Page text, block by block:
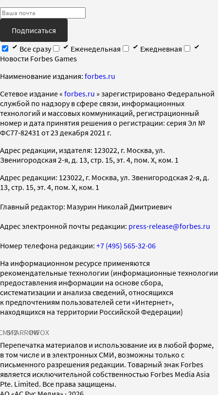
Подписаться
Все сразу
Еженедельная
Ежедневная
Новости Forbes Games
Наименование издания: forbes.ru
Cетевое издание « forbes.ru » зарегистрировано Федеральной
службой по надзору в сфере связи, информационных
технологий и массовых коммуникаций, регистрационный
номер и дата принятия решения о регистрации: серия Эл №
ФС77-82431 от 23 декабря 2021 г.
Адрес редакции, издателя: 123022, г. Москва, ул.
Звенигородская 2-я, д. 13, стр. 15, эт. 4, пом. X, ком. 1
Адрес редакции: 123022, г. Москва, ул. Звенигородская 2-я, д.
13, стр. 15, эт. 4, пом. X, ком. 1
Главный редактор: Мазурин Николай Дмитриевич
Адрес электронной почты редакции: press-release@forbes.ru
Номер телефона редакции: +7 (495) 565-32-06
На информационном ресурсе применяются
рекомендательные технологии (информационные технологии
предоставления информации на основе сбора,
систематизации и анализа сведений, относящихся
к предпочтениям пользователей сети «Интернет»,
находящихся на территории Российской Федерации)
SPARROWINFOX
Перепечатка материалов и использование их в любой форме,
в том числе и в электронных СМИ, возможны только с
письменного разрешения редакции. Товарный знак Forbes
является исключительной собственностью Forbes Media Asia
Pte. Limited. Все права защищены.